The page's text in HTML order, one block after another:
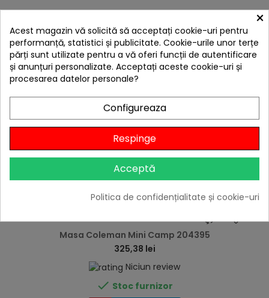
4 ALTE PRODUSE IN ACEEASI
CATEGORIE:
Livrare gratis
Masa Coleman Mini Camp 204395
325,38 lei
Niciun review
 Stoc furnizor
×
Acest magazin vă solicită să acceptați cookie-uri pentru
performanță, statistici și publicitate. Cookie-urile unor terțe
părți sunt utilizate pentru a vă oferi funcții de autentificare
și anunțuri personalizate. Acceptați aceste cookie-uri și
procesarea datelor personale?
Configureaza
Respinge
Acceptă
Politica de confidențialitate și cookie-uri